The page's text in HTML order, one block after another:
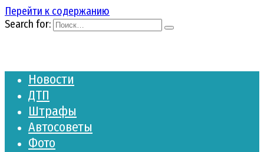
Перейти к содержанию
Search for:
Новости
ДТП
Штрафы
Автосоветы
Фото